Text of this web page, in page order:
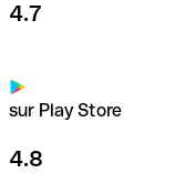
4.7
sur Play Store
4.8